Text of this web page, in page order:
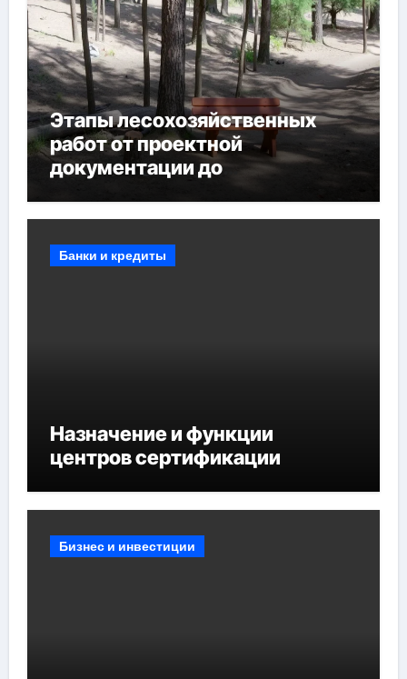
Этапы лесохозяйственных
работ от проектной
документации до
мероприятий и обустройства
Банки и кредиты
Назначение и функции
центров сертификации
Бизнес и инвестиции